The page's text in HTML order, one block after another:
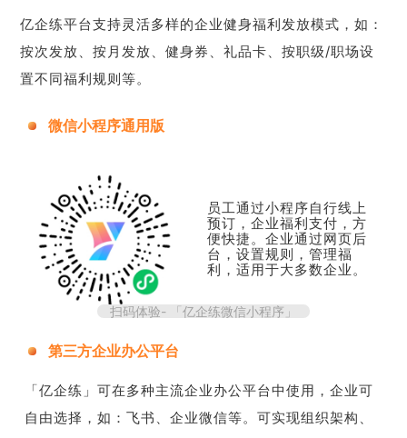
亿企练平台支持灵活多样的企业健身福利发放模式，如：
按次发放、按月发放、健身券、礼品卡、按职级/职场设
置不同福利规则等。
微信小程序通用版
员工通过小程序自行线上
预订，企业福利支付，方
便快捷。企业通过网页后
台，设置规则，管理福
利，适用于大多数企业。
扫码体验- 「亿企练微信小程序」
第三方企业办公平台
「亿企练」可在多种主流企业办公平台中使用，企业可
自由选择，如：飞书、企业微信等。可实现组织架构、